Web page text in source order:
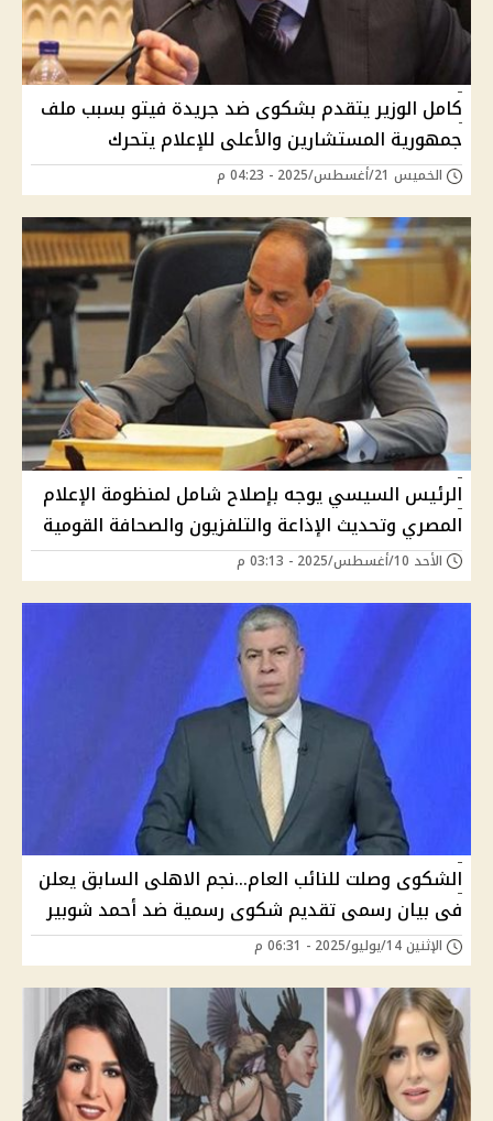
كامل الوزير يتقدم بشكوى ضد جريدة فيتو بسبب ملف
جمهورية المستشارين والأعلى للإعلام يتحرك
الخميس 21/أغسطس/2025 - 04:23 م
الرئيس السيسي يوجه بإصلاح شامل لمنظومة الإعلام
المصري وتحديث الإذاعة والتلفزيون والصحافة القومية
الأحد 10/أغسطس/2025 - 03:13 م
الشكوى وصلت للنائب العام...نجم الاهلى السابق يعلن
فى بيان رسمى تقديم شكوى رسمية ضد أحمد شوبير
الإثنين 14/يوليو/2025 - 06:31 م